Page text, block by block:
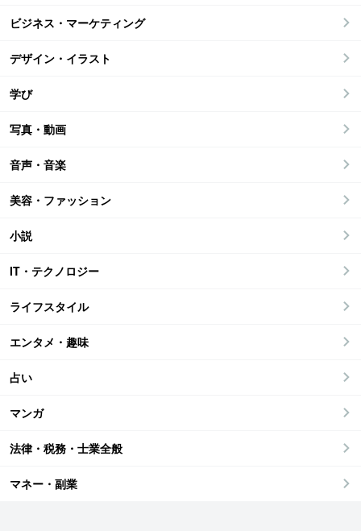
ビジネス・マーケティング
デザイン・イラスト
学び
写真・動画
音声・音楽
美容・ファッション
小説
IT・テクノロジー
ライフスタイル
エンタメ・趣味
占い
マンガ
法律・税務・士業全般
マネー・副業